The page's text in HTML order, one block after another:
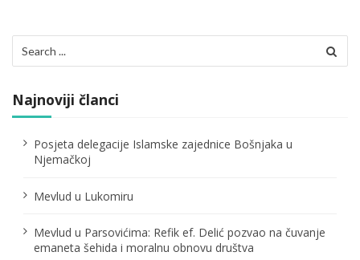
i
j
a
a
a
for:
Najnoviji članci
Posjeta delegacije Islamske zajednice Bošnjaka u
Njemačkoj
Mevlud u Lukomiru
Mevlud u Parsovićima: Refik ef. Delić pozvao na čuvanje
emaneta šehida i moralnu obnovu društva